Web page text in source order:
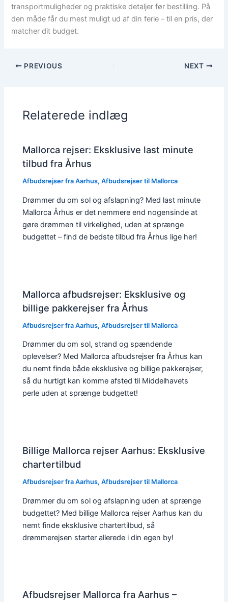
transportmuligheder og praktiske detaljer før bestilling. På
den måde får du mest muligt ud af din ferie – til en pris, der
matcher dit budget.
PREVIOUS NEXT
Relaterede indlæg
Mallorca rejser: Eksklusive last minute
tilbud fra Århus
Afbudsrejser fra Aarhus,Afbudsrejser til Mallorca
Drømmer du om sol og afslapning? Med last minute
Mallorca Århus er det nemmere end nogensinde at
gøre drømmen til virkelighed, uden at sprænge
budgettet – find de bedste tilbud fra Århus lige her!
Mallorca afbudsrejser: Eksklusive og
billige pakkerejser fra Århus
Afbudsrejser fra Aarhus,Afbudsrejser til Mallorca
Drømmer du om sol, strand og spændende
oplevelser? Med Mallorca afbudsrejser fra Århus kan
du nemt finde både eksklusive og billige pakkerejser,
så du hurtigt kan komme afsted til Middelhavets
perle uden at sprænge budgettet!
Billige Mallorca rejser Aarhus: Eksklusive
chartertilbud
Afbudsrejser fra Aarhus,Afbudsrejser til Mallorca
Drømmer du om sol og afslapning uden at sprænge
budgettet? Med billige Mallorca rejser Aarhus kan du
nemt finde eksklusive chartertilbud, så
drømmerejsen starter allerede i din egen by!
Afbudsrejser Mallorca fra Aarhus –